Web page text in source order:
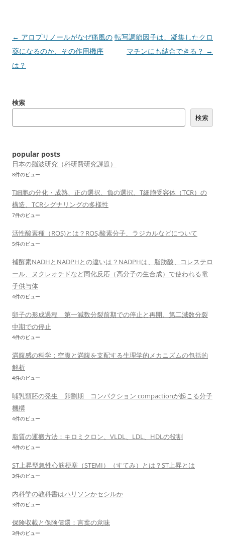
投
稿
ナ
ー
← アロプリノールがなぜ痛風の
薬になるのか、その作用機序
は？
転写調節因子は、凝集したクロ
マチンにも結合できる？ →
検索
検索
popular posts
日本の脳波研究（科研費研究課題）
8件のビュー
T細胞の分化・成熟、正の選択、負の選択、T細胞受容体（TCR）の
構造、TCRシグナリングの多様性
7件のビュー
活性酸素種（ROS)とは？ROS,酸素分子、ラジカルなどについて
5件のビュー
補酵素NADHとNADPHとの違いは？NADPHは、脂肪酸、コレステロ
ール、ヌクレオチドなど同化反応（高分子の生合成）で使われる電
子供与体
4件のビュー
卵子の形成過程 第一減数分裂前期での停止と再開、第二減数分裂
中期での停止
4件のビュー
満腹感の科学：空腹と満腹を支配する生理学的メカニズムの包括的
解析
4件のビュー
哺乳類胚の発生 卵割期 コンパクション compactionが起こる分子
機構
4件のビュー
脂質の運搬方法：キロミクロン、VLDL、LDL、HDLの役割
4件のビュー
ST上昇型急性心筋梗塞（STEMI）（すてみ）とは？ST上昇とは
3件のビュー
内科学の教科書はハリソンかセシルか
3件のビュー
保険収載と保険償還：言葉の意味
3件のビュー